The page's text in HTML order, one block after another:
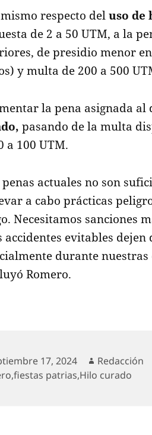
respecto deluso de
de 2 a 50 UTM, a la
de presidio menor
y multa de 200 a 500
la pena asignada al
pasando de la multa
a 100 UTM.
penas actuales no son
a cabo prácticas
Necesitamos sanciones
accidentes evitables
durante nuestras
Romero.
17, 2024 Autor
Redacción
,fiestas patrias,Hilo curado